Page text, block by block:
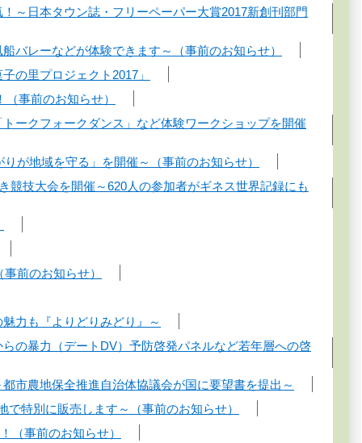
～日本タウン誌・フリーペーパー大賞2017新創刊部門
バレーなどが体験できます～（事前のお知らせ）
の里プロジェクト2017」
事前のお知らせ）
ークフォークダンス」など体験ワークショップを開催
が地域を守る」を開催～（事前のお知らせ）
競技大会を開催～620人の参加者がギネス世界記録にも
前のお知らせ）
力も『よりどりみどり』～
の暴力（デートDV）予防啓発パネルなど若年層への啓
市農地保全推進自治体協議会が国に要望書を提出～
特別に販売します～（事前のお知らせ）
（事前のお知らせ）